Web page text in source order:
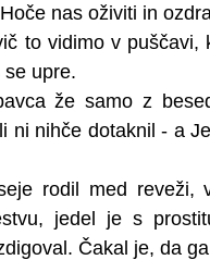
nas oživiti in
to vidimo v puščavi,
upre.
že samo z
ni nihče dotaknil - a
rodil med
jedel je s
Čakal je, da